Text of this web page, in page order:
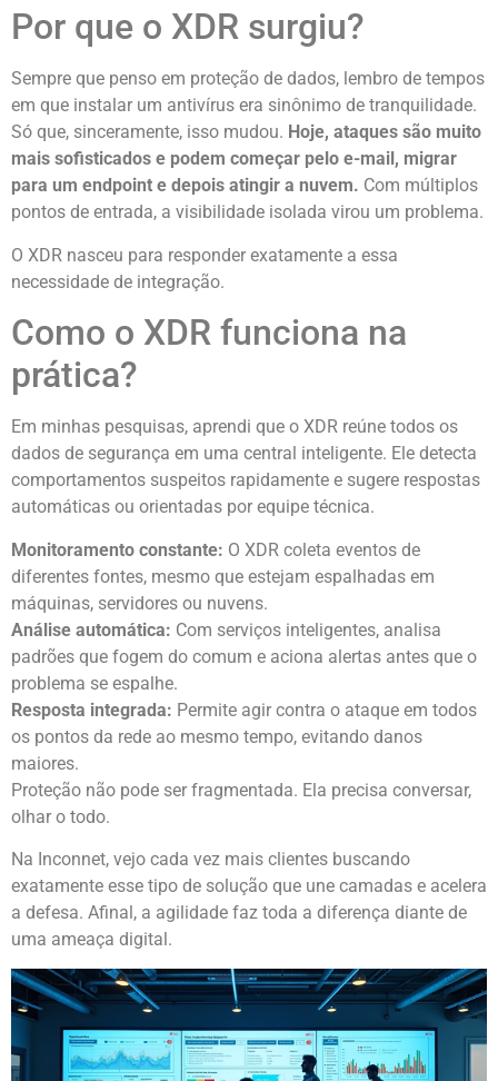
Por que o XDR surgiu?
Sempre que penso em proteção de dados, lembro de tempos
em que instalar um antivírus era sinônimo de tranquilidade.
Só que, sinceramente, isso mudou. Hoje, ataques são muito
mais sofisticados e podem começar pelo e-mail, migrar
para um endpoint e depois atingir a nuvem. Com múltiplos
pontos de entrada, a visibilidade isolada virou um problema.
O XDR nasceu para responder exatamente a essa
necessidade de integração.
Como o XDR funciona na
prática?
Em minhas pesquisas, aprendi que o XDR reúne todos os
dados de segurança em uma central inteligente. Ele detecta
comportamentos suspeitos rapidamente e sugere respostas
automáticas ou orientadas por equipe técnica.
Monitoramento constante: O XDR coleta eventos de
diferentes fontes, mesmo que estejam espalhadas em
máquinas, servidores ou nuvens.
Análise automática: Com serviços inteligentes, analisa
padrões que fogem do comum e aciona alertas antes que o
problema se espalhe.
Resposta integrada: Permite agir contra o ataque em todos
os pontos da rede ao mesmo tempo, evitando danos
maiores.
Proteção não pode ser fragmentada. Ela precisa conversar,
olhar o todo.
Na Inconnet, vejo cada vez mais clientes buscando
exatamente esse tipo de solução que une camadas e acelera
a defesa. Afinal, a agilidade faz toda a diferença diante de
uma ameaça digital.